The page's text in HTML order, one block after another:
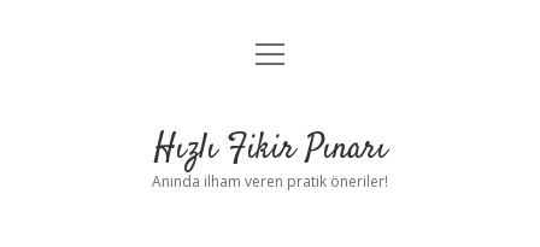
Anasayfa
Yasal Uyarı
menüyü
Hızlı Fikir Pınarı
Anında ilham veren pratik öneriler!